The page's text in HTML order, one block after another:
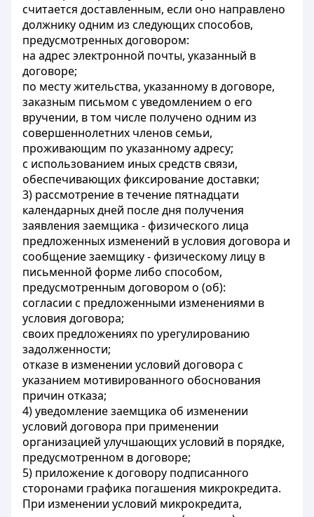
считается доставленным, если оно направлено
должнику одним из следующих способов,
предусмотренных договором:
на адрес электронной почты, указанный в
договоре;
по месту жительства, указанному в договоре,
заказным письмом с уведомлением о его
вручении, в том числе получено одним из
совершеннолетних членов семьи,
проживающим по указанному адресу;
с использованием иных средств связи,
обеспечивающих фиксирование доставки;
3) рассмотрение в течение пятнадцати
календарных дней после дня получения
заявления заемщика - физического лица
предложенных изменений в условия договора и
сообщение заемщику - физическому лицу в
письменной форме либо способом,
предусмотренным договором о (об):
согласии с предложенными изменениями в
условия договора;
своих предложениях по урегулированию
задолженности;
отказе в изменении условий договора с
указанием мотивированного обоснования
причин отказа;
4) уведомление заемщика об изменении
условий договора при применении
организацией улучшающих условий в порядке,
предусмотренном в договоре;
5) приложение к договору подписанного
сторонами графика погашения микрокредита.
При изменении условий микрокредита,